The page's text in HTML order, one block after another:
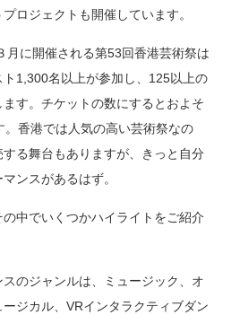
ロジェクトも開催しています。
月に開催される第53回香港芸術祭は
1,300名以上が参加し、125以上の
す。チケットの数にするとおよそ
。香港では人気の高い芸術祭なの
る舞台もありますが、きっと自分
ンスがあるはず。
中でいくつかハイライトをご紹介
のジャンルは、ミュージック、オ
ジカル、VRインタラクティブダン